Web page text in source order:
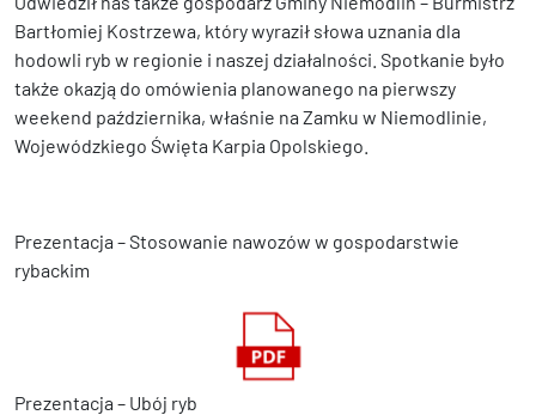
Bartłomiej Kostrzewa, który wyraził słowa uznania dla
hodowli ryb w regionie i naszej działalności. Spotkanie było
także okazją do omówienia planowanego na pierwszy
weekend października, właśnie na Zamku w Niemodlinie,
Wojewódzkiego Święta Karpia Opolskiego.
Prezentacja – Stosowanie nawozów w gospodarstwie
rybackim
Prezentacja – Ubój ryb